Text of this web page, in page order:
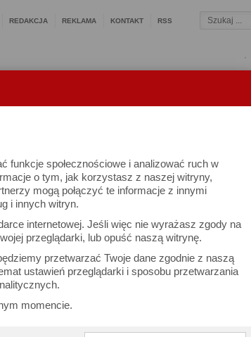
funkcje społecznościowe i analizować ruch w
o tym, jak korzystasz z naszej witryny,
mogą połączyć te informacje z innymi
i innych witryn.
internetowej. Jeśli więc nie wyrażasz zgody na
przeglądarki, lub opuść naszą witrynę.
przetwarzać Twoje dane zgodnie z naszą
ustawień przeglądarki i sposobu przetwarzania
momencie.
REDAKCJA REKLAMA KONTAKT RSS
ocen.
Możesz też zrobić
porównanie aparatów
Porównaj aparaty
Test Carl Zeiss SFL
Test Delta Optical
Test Sirui Aurora 35